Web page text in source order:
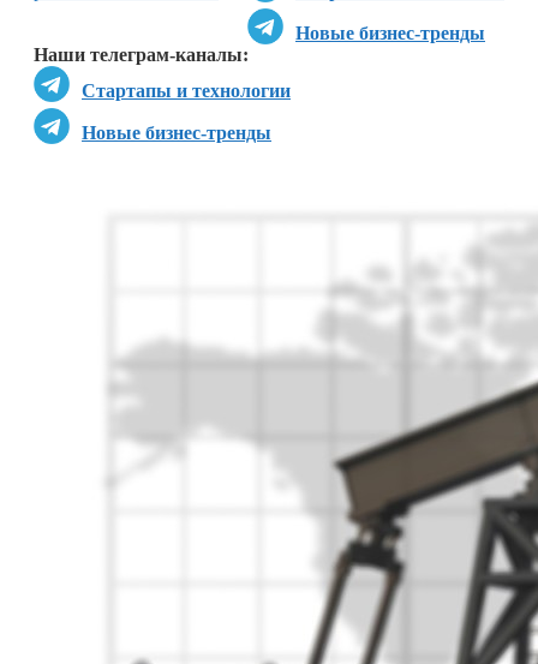
Новые бизнес-тренды
Наши телеграм-каналы:
Стартапы и технологии
Новые бизнес-тренды